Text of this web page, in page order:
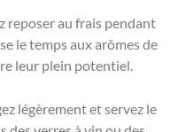
reposer au frais pendant
le temps aux arômes de
leur plein potentiel.
légèrement et servez le